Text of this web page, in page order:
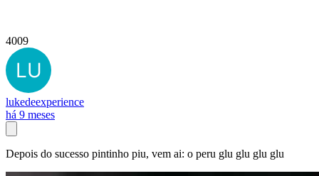
4009
lukedeexperience
há 9 meses
Depois do sucesso pintinho piu, vem ai: o peru glu glu glu glu